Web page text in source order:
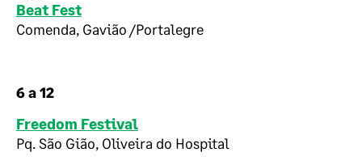
Beat Fest
Comenda, Gavião /Portalegre
6 a 12
Freedom Festival
Pq. São Gião, Oliveira do Hospital